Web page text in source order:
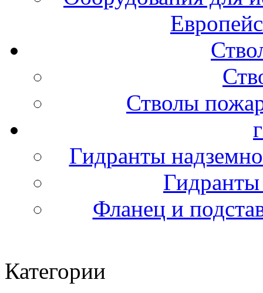
Стволы
Гидранты
Фланец и
Категории